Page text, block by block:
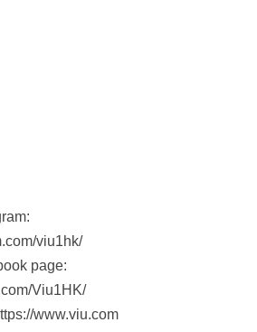
viu1hk/
page:
Viu1HK/
www.viu.com